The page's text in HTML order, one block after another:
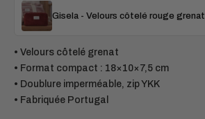
Gisela - Velours côtelé rouge grenat
• Velours côtelé grenat
• Format compact : 18×10×7,5 cm
• Doublure imperméable, zip YKK
• Fabriquée Portugal